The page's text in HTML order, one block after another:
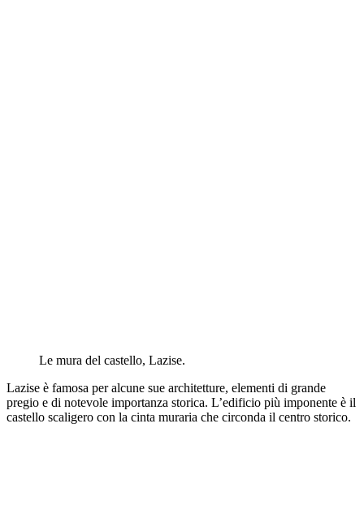
Le mura del castello, Lazise.
Lazise è famosa per alcune sue architetture, elementi di grande
pregio e di notevole importanza storica. L’edificio più imponente è il
castello scaligero con la cinta muraria che circonda il centro storico.